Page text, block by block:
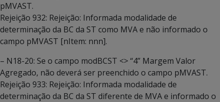
pMVAST.
Rejeição 932: Rejeição: Informada modalidade de
determinação da BC da ST como MVA e não informado o
campo pMVAST [nItem: nnn].
– N18-20: Se o campo modBCST <> “4” Margem Valor
Agregado, não deverá ser preenchido o campo pMVAST.
Rejeição 933: Rejeição: Informada modalidade de
determinação da BC da ST diferente de MVA e informado o